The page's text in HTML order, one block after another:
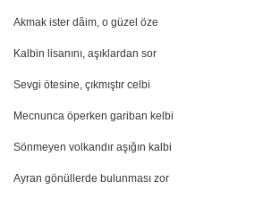
Akmak ister dâim, o güzel öze
Kalbin lisanını, aşıklardan sor
Sevgi ötesine, çıkmıştır celbi
Mecnunca öperken gariban kelbi
Sönmeyen volkandır aşığın kalbi
Ayran gönüllerde bulunması zor